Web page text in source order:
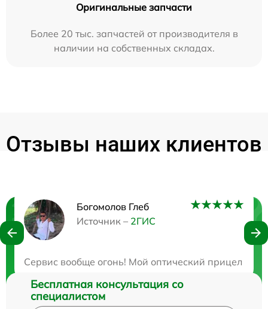
Оригинальные запчасти
Более 20 тыс. запчастей от производителя в
наличии на собственных складах.
Отзывы наших клиентов
Богомолов Глеб
Источник – 2ГИС
Сервис вообще огонь! Мой оптический прицел
Нужна консультация?
Бесплатная консультация со
специалистом